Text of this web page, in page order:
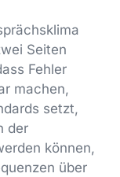
Seiten
Fehler
machen,
setzt,
der
können,
über